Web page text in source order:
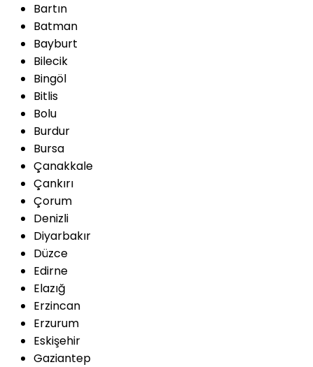
Bartın
Batman
Bayburt
Bilecik
Bingöl
Bitlis
Bolu
Burdur
Bursa
Çanakkale
Çankırı
Çorum
Denizli
Diyarbakır
Düzce
Edirne
Elazığ
Erzincan
Erzurum
Eskişehir
Gaziantep